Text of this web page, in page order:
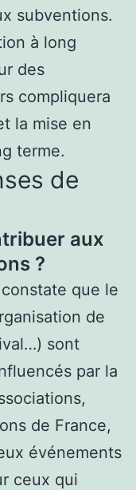
subventions.
à long
des
compliquera
la mise en
terme.
de
aux
?
que le
de
sont
par la
de France,
événements
ceux qui